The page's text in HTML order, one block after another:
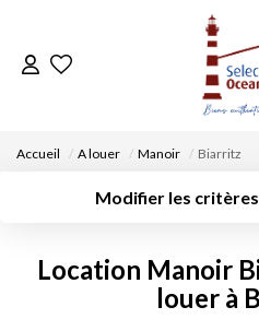
DÉPOSEZ
Accueil A louer Manoir Biarritz
Modifier les
Type de bien
Location Manoir
louer à